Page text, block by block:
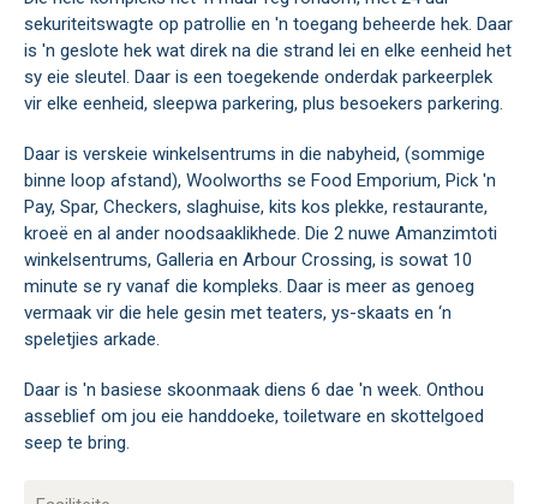
sekuriteitswagte op patrollie en 'n toegang beheerde hek. Daar
is 'n geslote hek wat direk na die strand lei en elke eenheid het
sy eie sleutel. Daar is een toegekende onderdak parkeerplek
vir elke eenheid, sleepwa parkering, plus besoekers parkering.
Daar is verskeie winkelsentrums in die nabyheid, (sommige
binne loop afstand), Woolworths se Food Emporium, Pick 'n
Pay, Spar, Checkers, slaghuise, kits kos plekke, restaurante,
kroeë en al ander noodsaaklikhede. Die 2 nuwe Amanzimtoti
winkelsentrums, Galleria en Arbour Crossing, is sowat 10
minute se ry vanaf die kompleks. Daar is meer as genoeg
vermaak vir die hele gesin met teaters, ys-skaats en ‘n
speletjies arkade.
Daar is 'n basiese skoonmaak diens 6 dae 'n week. Onthou
asseblief om jou eie handdoeke, toiletware en skottelgoed
seep te bring.